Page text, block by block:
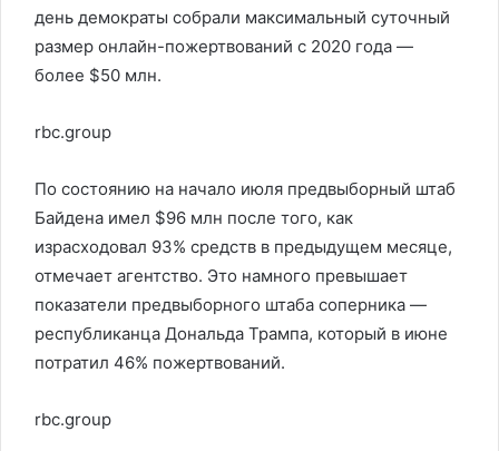
день демократы собрали максимальный суточный
размер онлайн-пожертвований с 2020 года —
более $50 млн.
rbc.group
По состоянию на начало июля предвыборный штаб
Байдена имел $96 млн после того, как
израсходовал 93% средств в предыдущем месяце,
отмечает агентство. Это намного превышает
показатели предвыборного штаба соперника —
республиканца Дональда Трампа, который в июне
потратил 46% пожертвований.
rbc.group